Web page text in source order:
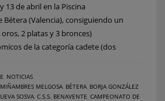
13 de abril en la Piscina
(Valencia), consiguiendo un
2 platas y 3 bronces)
de la categoría cadete (dos
NOTICIAS
MELGOSA BÉTERA BORJA GONZÁLEZ
SOSVA C.S.S. BENAVENTE CAMPEONATO DE